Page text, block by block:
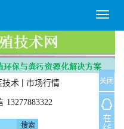
T
o
g
l
e
n
a
v
技术 | 市场行情
13277883322
关闭